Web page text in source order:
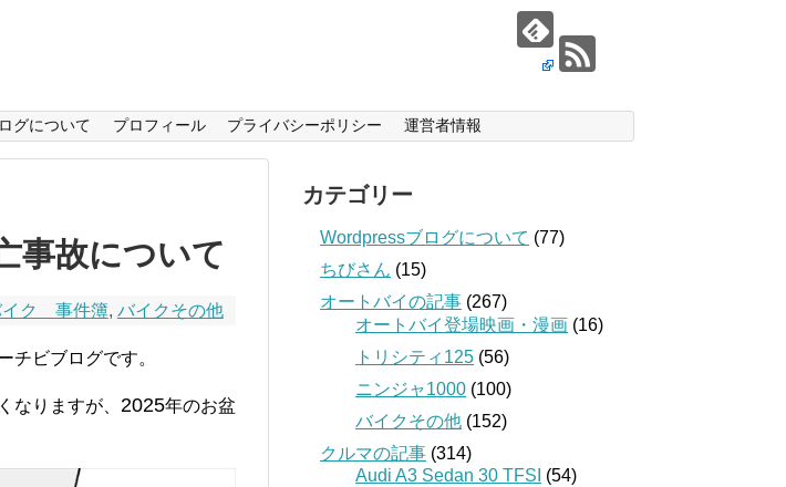
グについて プロフィール プライバシーポリシー 運営者情報
事故について
イク 事件簿, バイクその他
チビブログです。
なりますが、 2025年のお盆
カテゴリー
Wordpressブログについて (77)
ちびさん (15)
オートバイの記事 (267)
オートバイ登場映画・漫画 (16)
トリシティ125 (56)
ニンジャ1000 (100)
バイクその他 (152)
クルマの記事 (314)
Audi A3 Sedan 30 TFSI (54)